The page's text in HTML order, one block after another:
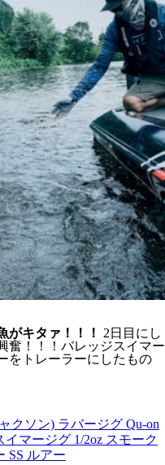
がキタァ！！！ 2日目にし
奮！！！バレッジスイマー
をトレーラーにしたもの
クソン) ラバージグ Qu-on
イマージグ 1/2oz スモーク
SS ルアー